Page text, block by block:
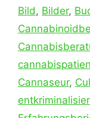
Bild, Bilder,
Cannaseur,